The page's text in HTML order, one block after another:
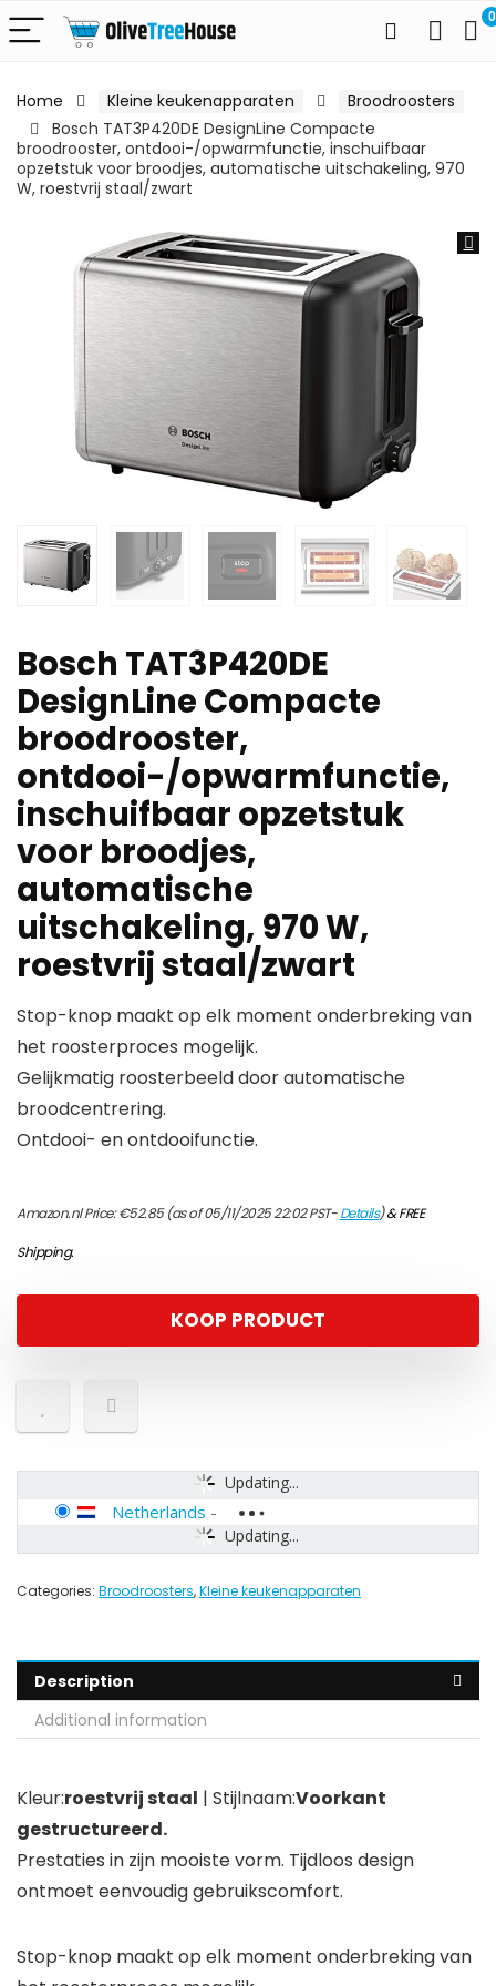
0
Home Kleine keukenapparaten
Broodroosters
Bosch TAT3P420DE DesignLine Compacte
broodrooster, ontdooi-/opwarmfunctie, inschuifbaar
opzetstuk voor broodjes, automatische uitschakeling, 970
W, roestvrij staal/zwart
Bosch TAT3P420DE
DesignLine Compacte
broodrooster,
ontdooi-/opwarmfunctie,
inschuifbaar opzetstuk
voor broodjes,
automatische
uitschakeling, 970 W,
roestvrij staal/zwart
Stop-knop maakt op elk moment onderbreking van
het roosterproces mogelijk.
Gelijkmatig roosterbeeld door automatische
broodcentrering.
Ontdooi- en ontdooifunctie.
Amazon.nl Price:€52.85(as of 05/11/2025 22:02 PST-Details)&FREE
Shipping.
KOOP PRODUCT
Updating...
Updating...
Netherlands -
Categories: Broodroosters,Kleine keukenapparaten
Description
Additional information
Kleur:roestvrij staal | Stijlnaam:Voorkant
gestructureerd.
Prestaties in zijn mooiste vorm. Tijdloos design
ontmoet eenvoudig gebruikscomfort.
Stop-knop maakt op elk moment onderbreking van